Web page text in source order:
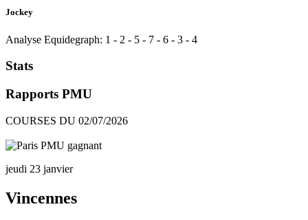
Jockey
Analyse Equidegraph: 1 - 2 - 5 - 7 - 6 - 3 - 4
Stats
Rapports PMU
COURSES DU 02/07/2026
jeudi 23 janvier
Vincennes